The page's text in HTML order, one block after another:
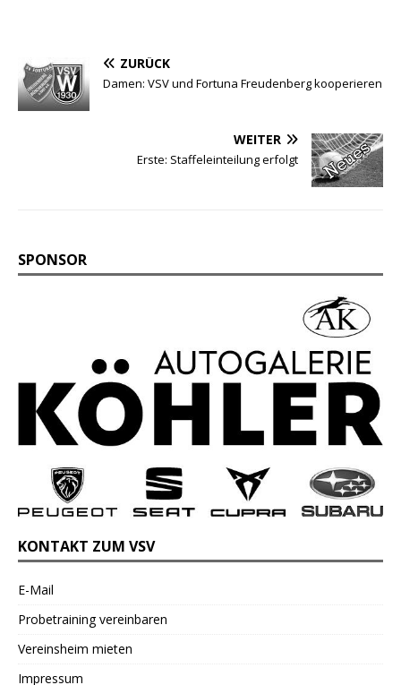
ZURÜCK
Damen: VSV und Fortuna Freudenberg kooperieren
WEITER
Erste: Staffeleinteilung erfolgt
SPONSOR
KONTAKT ZUM VSV
E-Mail
Probetraining vereinbaren
Vereinsheim mieten
Impressum